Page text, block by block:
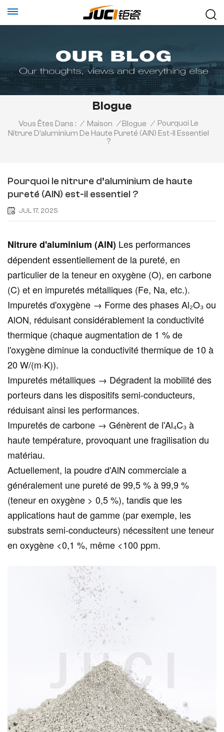
Blogue
Vous Êtes Dans : / Maison / Blogue / Pourquoi Le
Nitrure D’aluminium De Haute Pureté (AlN) Est-Il Essentiel
?
Pourquoi le nitrure d’aluminium de haute
pureté (AlN) est-il essentiel ?
JUL 17, 2025
Nitrure d'aluminium (AlN) Les performances
dépendent essentiellement de la pureté, en
particulier de la teneur en oxygène (O), en carbone
(C) et en impuretés métalliques (Fe, Na, etc.).
Impuretés d'oxygène → Forme des phases Al₂O₃ ou
AlON, réduisant considérablement la conductivité
thermique (chaque augmentation de 1 % de
l'oxygène diminue la conductivité thermique de 10 à
20 W/(m·K)).
Impuretés métalliques → Dégradent la mobilité des
porteurs dans les dispositifs semi-conducteurs,
réduisant ainsi les performances.
Impuretés de carbone → Génèrent de l'Al₄C₃ à
haute température, provoquant une fragilisation du
matériau.
Actuellement, la poudre d'AlN commerciale a
généralement une pureté de 99,5 % à 99,9 %
(teneur en oxygène > 0,5 %), tandis que les
applications haut de gamme (par exemple, les
substrats semi-conducteurs) nécessitent une teneur
en oxygène <0,1 %, même <100 ppm.